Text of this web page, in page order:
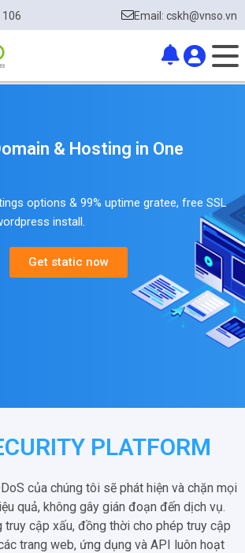
106 Email: cskh@vnso.vn
& Hosting in One
options & 99% uptime gratee, free SSL
install.
Get static now
PLATFORM
của chúng tôi sẽ phát hiện và chặn mọi
quả, không gây gián đoạn đến dịch vụ.
truy cập xấu, đồng thời cho phép truy cập
trang web, ứng dụng và API luôn hoạt